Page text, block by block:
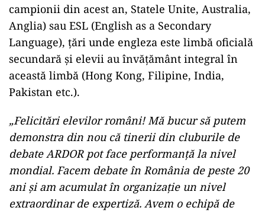
campionii din acest an, Statele Unite, Australia,
Anglia) sau ESL (English as a Secondary
Language), țări unde engleza este limbă oficială
secundară și elevii au învățământ integral în
această limbă (Hong Kong, Filipine, India,
Pakistan etc.).
„Felicitări elevilor români! Mă bucur să putem
demonstra din nou că tinerii din cluburile de
debate ARDOR pot face performanță la nivel
mondial. Facem debate în România de peste 20
ani și am acumulat în organizație un nivel
extraordinar de expertiză. Avem o echipă de